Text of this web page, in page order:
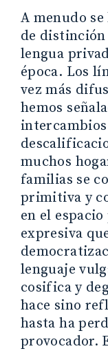
A menudo
de
lengua
época. Los
vez más
hemos
muchos
familias se
primitiva y
en el
expresiva
lenguaje
cosifica y
hace sino
hasta ha
provocador.